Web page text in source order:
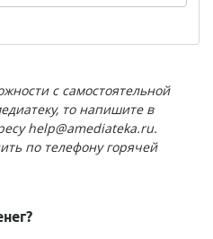
с самостоятельной
то напишите в
help@amediateka.ru.
по телефону горячей